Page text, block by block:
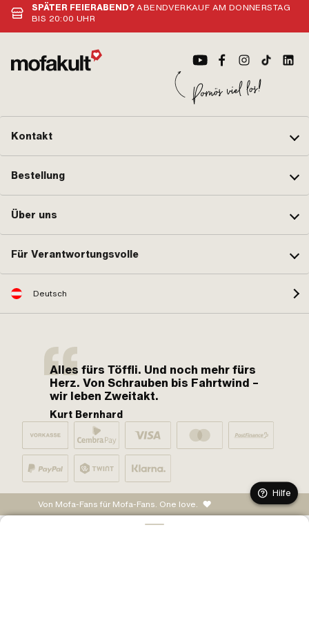
SPÄTER FEIERABEND?ABENDVERKAUF AM DONNERSTAG
BIS 20:00 UHR
Kontakt
Bestellung
Über uns
Für Verantwortungsvolle
Deutsch
Alles fürs Töffli. Und noch mehr fürs
Herz. Von Schrauben bis Fahrtwind –
wir leben Zweitakt.
Kurt Bernhard
Von Mofa-Fans für Mofa-Fans. One love.
Hilfe